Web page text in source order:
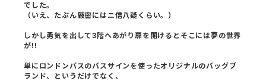
でした。
（いえ、たぶん厳密にはニ信八疑くらい。）
しかし勇気を出して3階へあがり扉を開けるとそこには夢の世界
が!!
単にロンドンバスのバスサインを使ったオリジナルのバッグブ
ランド、というだけでなく、